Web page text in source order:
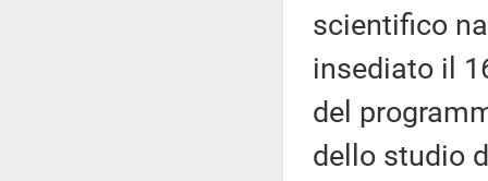
scientifico
insediato il
del
dello studio